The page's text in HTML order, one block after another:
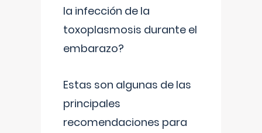
la infección de la
toxoplasmosis durante el
embarazo?
Estas son algunas de las
principales
recomendaciones para